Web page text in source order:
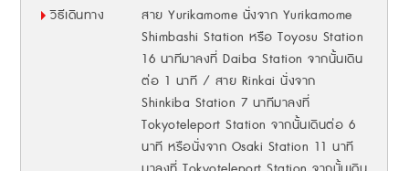
วิธีเดินทาง
สาย Yurikamome นั่งจาก Yurikamome
Shimbashi Station หรือ Toyosu Station
16 นาทีมาลงที่ Daiba Station จากนั้นเดิน
ต่อ 1 นาที / สาย Rinkai นั่งจาก
Shinkiba Station 7 นาทีมาลงที่
Tokyoteleport Station จากนั้นเดินต่อ 6
นาที หรือนั่งจาก Osaki Station 11 นาที